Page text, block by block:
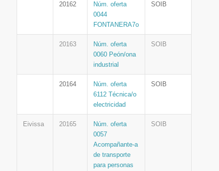
20162
Núm. oferta
0044
FONTANERA7o
SOIB
20163
Núm. oferta
0060 Peón/ona
industrial
SOIB
20164
Núm. oferta
6112 Técnica/o
electricidad
SOIB
Eivissa 20165
Núm. oferta
0057
Acompañante-a
de transporte
para personas
SOIB